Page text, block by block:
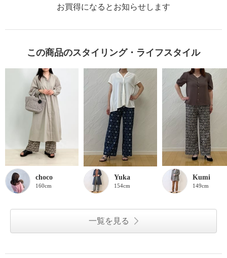
お買得になるとお知らせします
この商品のスタイリング・ライフスタイル
choco
160cm
Yuka
154cm
Kumi
149cm
一覧を見る